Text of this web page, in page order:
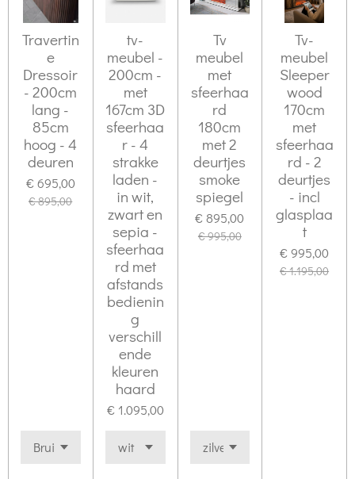
Travertin
e
Dressoir
- 200cm
lang -
85cm
hoog - 4
deuren
€ 695,00
€ 895,00
tv-
meubel -
200cm -
met
167cm 3D
sfeerhaa
r - 4
strakke
laden -
in wit,
zwart en
sepia -
sfeerhaa
rd met
afstands
bedienin
g
verschill
ende
kleuren
haard
€ 1.095,00
Tv
meubel
met
sfeerhaa
rd
180cm
met 2
deurtjes
smoke
spiegel
€ 895,00
€ 995,00
Tv-
meubel
Sleeper
wood
170cm
met
sfeerhaa
rd - 2
deurtjes
- incl
glasplaa
t
€ 995,00
€ 1.195,00